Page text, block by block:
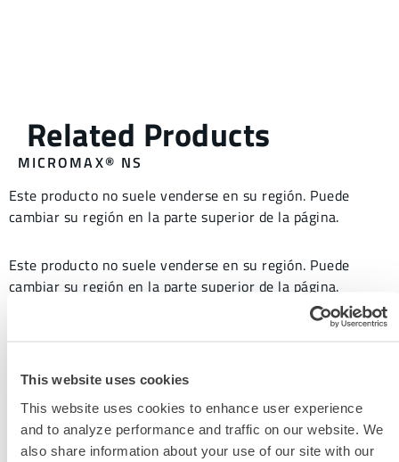
This website uses cookies
This website uses cookies to enhance user experience
and to analyze performance and traffic on our website. We
also share information about your use of our site with our
MICROMAX® NS
Este producto no suele venderse en su región. Puede
cambiar su región en la parte superior de la página.
Este producto no suele venderse en su región. Puede
cambiar su región en la parte superior de la página.
Este producto no suele venderse en su región. Puede
Este producto no suele venderse en su región. Puede
cambiar su región en la parte superior de la página.